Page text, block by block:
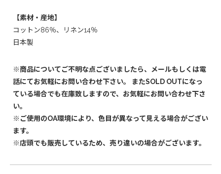
【素材・産地】
コットン86％、リネン14％
日本製
※商品についてご不明な点ございましたら、メールもしくは電
話にてお気軽にお問い合わせ下さい。 またSOLD OUTになっ
ている場合でも在庫致しますので、お気軽にお問い合わせ下さ
い。
※ご使用のOA環境により、色目が異なって見える場合がござい
ます。
※店頭でも販売しているため、売り違いの場合がございます。